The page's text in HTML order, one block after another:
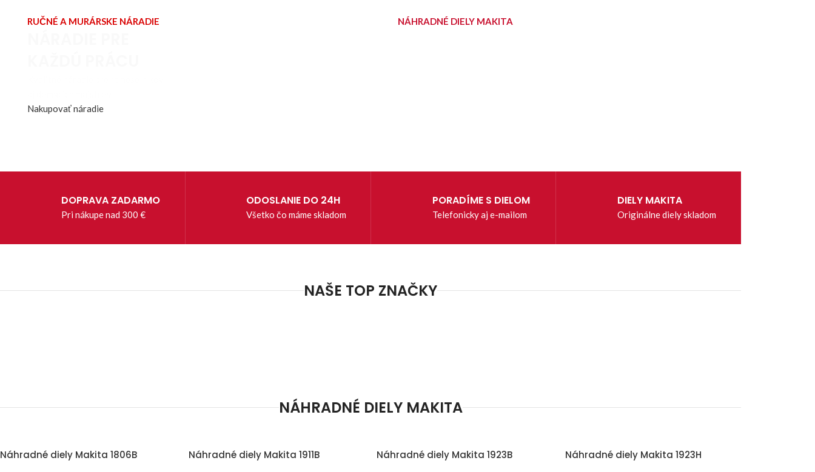
RUČNÉ A MURÁRSKE NÁRADIE
Nakupovať náradie
NÁHRADNÉ DIELY MAKITA
DOPRAVA ZADARMO
Pri nákupe nad 300 €
ODOSLANIE DO 24H
Všetko čo máme skladom
PORADÍME S DIELOM
Telefonicky aj e-mailom
DIELY MAKITA
Originálne diely skladom
NAŠE TOP ZNAČKY
NÁHRADNÉ DIELY MAKITA
Náhradné diely Makita 1806B Náhradné diely Makita 1911B Náhradné diely Makita 1923B Náhradné diely Makita 1923H